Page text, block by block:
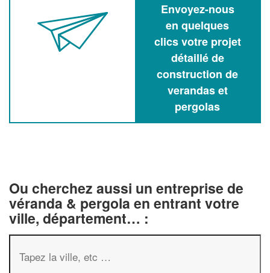
Envoyez-nous
en quelques
clics votre projet
détaillé de
construction de
verandas et
pergolas
Ou cherchez aussi un entreprise de
véranda & pergola en entrant votre
ville, département… :